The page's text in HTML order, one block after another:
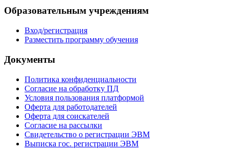
Образовательным учреждениям
Вход/регистрация
Разместить программу обучения
Документы
Политика конфиденциальности
Согласие на обработку ПД
Условия пользования платформой
Оферта для работодателей
Оферта для соискателей
Согласие на рассылки
Свидетельство о регистрации ЭВМ
Выписка гос. регистрации ЭВМ